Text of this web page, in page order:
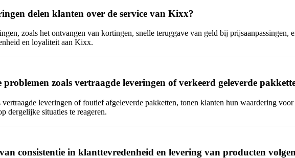
delen klanten over de service van Kixx?
zoals het ontvangen van kortingen, snelle teruggave van geld bij prijsaanpassingen,
en loyaliteit aan Kixx.
zoals vertraagde leveringen of verkeerd geleverde
leveringen of foutief afgeleverde pakketten, tonen klanten hun waardering
dergelijke situaties te reageren.
consistentie in klanttevredenheid en levering van producten